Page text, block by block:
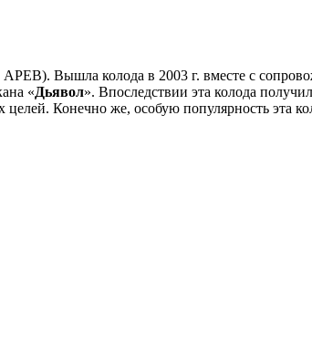
Вышла колода в 2003 г. вместе с
«Дьявол». Впоследствии эта колода
Конечно же, особую популярность эта